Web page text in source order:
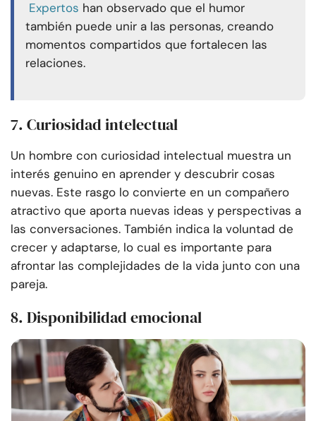
Expertos han observado que el humor
también puede unir a las personas, creando
momentos compartidos que fortalecen las
relaciones.
7. Curiosidad intelectual
Un hombre con curiosidad intelectual muestra un
interés genuino en aprender y descubrir cosas
nuevas. Este rasgo lo convierte en un compañero
atractivo que aporta nuevas ideas y perspectivas a
las conversaciones. También indica la voluntad de
crecer y adaptarse, lo cual es importante para
afrontar las complejidades de la vida junto con una
pareja.
8. Disponibilidad emocional